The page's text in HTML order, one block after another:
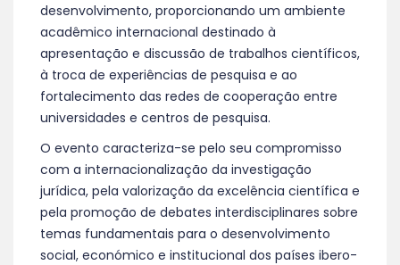
desenvolvimento, proporcionando um ambiente
acadêmico internacional destinado à
apresentação e discussão de trabalhos científicos,
à troca de experiências de pesquisa e ao
fortalecimento das redes de cooperação entre
universidades e centros de pesquisa.
O evento caracteriza-se pelo seu compromisso
com a internacionalização da investigação
jurídica, pela valorização da excelência científica e
pela promoção de debates interdisciplinares sobre
temas fundamentais para o desenvolvimento
social, económico e institucional dos países ibero-